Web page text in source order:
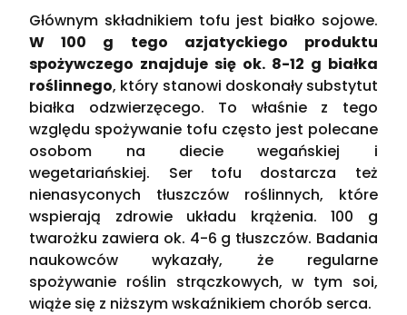
Głównym składnikiem tofu jest białko sojowe.
W 100 g tego azjatyckiego produktu
spożywczego znajduje się ok. 8-12 g białka
roślinnego, który stanowi doskonały substytut
białka odzwierzęcego. To właśnie z tego
względu spożywanie tofu często jest polecane
osobom na diecie wegańskiej i
wegetariańskiej. Ser tofu dostarcza też
nienasyconych tłuszczów roślinnych, które
wspierają zdrowie układu krążenia. 100 g
twarożku zawiera ok. 4-6 g tłuszczów. Badania
naukowców wykazały, że regularne
spożywanie roślin strączkowych, w tym soi,
wiąże się z niższym wskaźnikiem chorób serca.